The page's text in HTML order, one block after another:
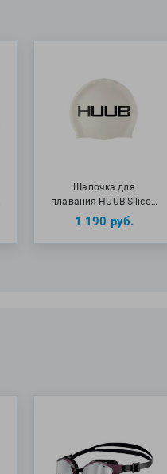
Шапочка для
плавания HUUB Silico…
1 190 руб.